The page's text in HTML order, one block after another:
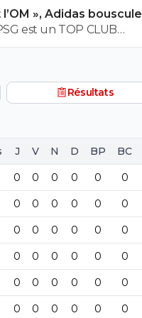
secrétaire général de
Février 2023 :
et torture Fevrier
en examen pour
la liberté du vote, et d
organisée,
détournement de fonds
», Adidas
est un TOP CLUB
Français!
Résultats
J V N D BP BC
0 0 0 0 0 0
0 0 0 0 0 0
0 0 0 0 0 0
0 0 0 0 0 0
0 0 0 0 0 0
0 0 0 0 0 0